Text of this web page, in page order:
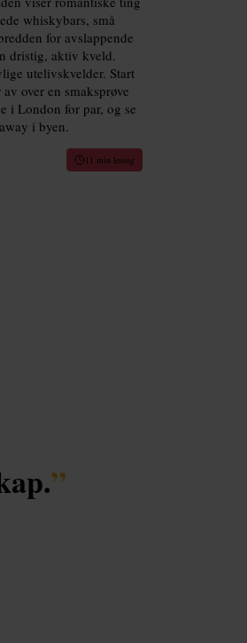
whiskybars, små
for avslappende
dristig, aktiv kveld.
utelivskvelder. Start
over en smaksprøve
i London for par, og se
i byen.
11 min lesing
”